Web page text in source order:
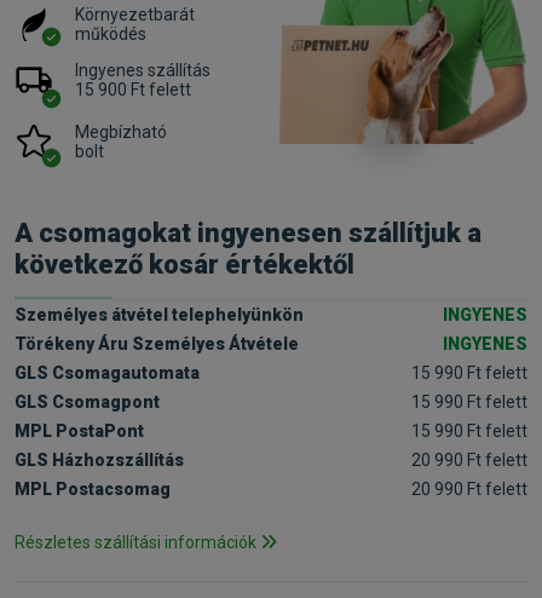
Környezetbarát
működés
Ingyenes szállítás
15 900 Ft felett
Megbízható
bolt
A csomagokat ingyenesen szállítjuk a
következő kosár értékektől
Személyes átvétel telephelyünkön
INGYENES
Törékeny Áru Személyes Átvétele
INGYENES
GLS Csomagautomata
15 990 Ft felett
GLS Csomagpont
15 990 Ft felett
MPL PostaPont
15 990 Ft felett
GLS Házhozszállítás
20 990 Ft felett
MPL Postacsomag
20 990 Ft felett
Részletes szállítási információk